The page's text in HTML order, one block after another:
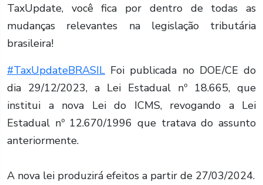
TaxUpdate, você fica por dentro de todas as
mudanças relevantes na legislação tributária
brasileira!
#TaxUpdateBRASIL Foi publicada no DOE/CE do
dia 29/12/2023, a Lei Estadual nº 18.665, que
institui a nova Lei do ICMS, revogando a Lei
Estadual nº 12.670/1996 que tratava do assunto
anteriormente.
A nova lei produzirá efeitos a partir de 27/03/2024.